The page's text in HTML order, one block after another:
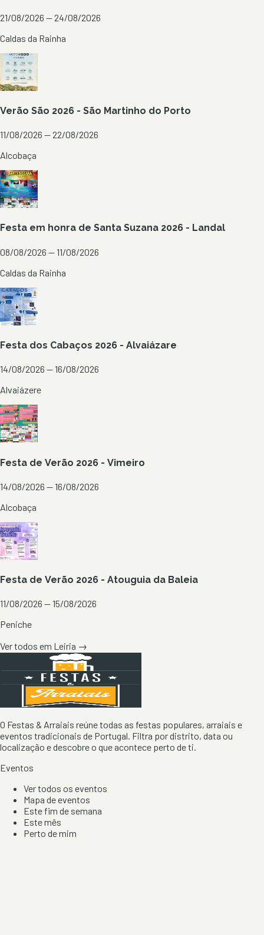
21/08/2026 — 24/08/2026
Caldas da Rainha
Verão São 2026 - São Martinho do Porto
11/08/2026 — 22/08/2026
Alcobaça
Festa em honra de Santa Suzana 2026 - Landal
08/08/2026 — 11/08/2026
Caldas da Rainha
Festa dos Cabaços 2026 - Alvaiázare
14/08/2026 — 16/08/2026
Alvaiázere
Festa de Verão 2026 - Vimeiro
14/08/2026 — 16/08/2026
Alcobaça
Festa de Verão 2026 - Atouguia da Baleia
11/08/2026 — 15/08/2026
Peniche
Ver todos em Leiria →
O Festas & Arraiais reúne todas as festas populares, arraiais e
eventos tradicionais de Portugal. Filtra por distrito, data ou
localização e descobre o que acontece perto de ti.
Eventos
Ver todos os eventos
Mapa de eventos
Este fim de semana
Este mês
Perto de mim